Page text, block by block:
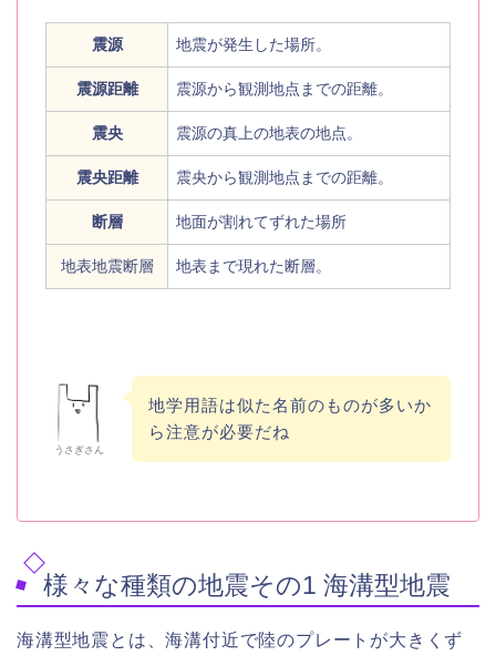
震源 地震が発生した場所。
震源距離 震源から観測地点までの距離。
震央 震源の真上の地表の地点。
震央距離 震央から観測地点までの距離。
断層 地面が割れてずれた場所
地表地震断層 地表まで現れた断層。
うさぎさん
地学用語は似た名前のものが多いか
ら注意が必要だね
様々な種類の地震その1 海溝型地震
海溝型地震とは、海溝付近で陸のプレートが大きくず